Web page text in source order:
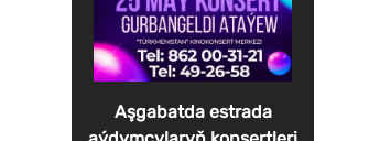
Aşgabatda estrada